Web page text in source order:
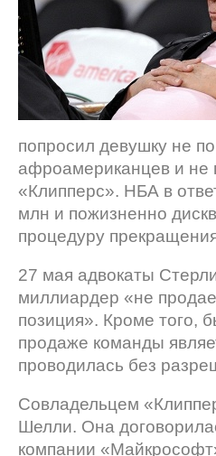
попросил девушку не
афроамериканцев и не
«Клипперс». НБА в
млн и пожизненно
процедуру
27 мая адвокаты
миллиардер «не
позиция». Кроме того,
продаже команды
проводилась без
Совладельцем
Шелли. Она
компании